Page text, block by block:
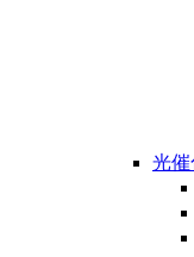
光催